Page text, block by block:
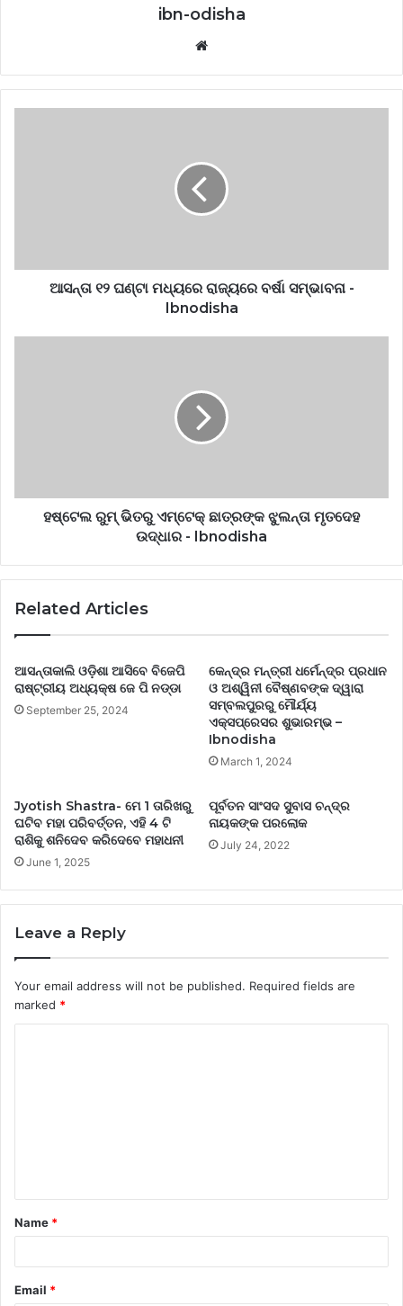
ibn-odisha
Website
ଆସନ୍ତା ୧୨ ଘଣ୍ଟା ମଧ୍ୟରେ ରାଜ୍ୟରେ ବର୍ଷା ସମ୍ଭାବନା -
Ibnodisha
ହଷ୍ଟେଲ ରୁମ୍‌ ଭିତରୁ ଏମ୍‌ଟେକ୍‌ ଛାତ୍ରଙ୍କ ଝୁଲନ୍ତା ମୃତଦେହ
ଉଦ୍ଧାର - Ibnodisha
Related Articles
ଆସନ୍ତାକାଲି ଓଡ଼ିଶା ଆସିବେ ବିଜେପି
ରାଷ୍ଟ୍ରୀୟ ଅଧ୍ୟକ୍ଷ ଜେ ପି ନଡ୍ଡା
September 25, 2024
କେନ୍ଦ୍ର ମନ୍ତ୍ରୀ ଧର୍ମେନ୍ଦ୍ର ପ୍ରଧାନ
ଓ ଅଶ୍ୱିନୀ ବୈଷ୍ଣବଙ୍କ ଦ୍ୱାରା
ସମ୍ବଲପୁରରୁ ମୌର୍ଯ୍ୟ
ଏକ୍ସପ୍ରେସର ଶୁଭାରମ୍ଭ –
Ibnodisha
March 1, 2024
Jyotish Shastra- ମେ 1 ତାରିଖରୁ
ଘଟିବ ମହା ପରିବର୍ତ୍ତନ, ଏହି 4 ଟି
ରାଶିକୁ ଶନିଦେବ କରିଦେବେ ମହାଧନୀ
June 1, 2025
ପୂର୍ବତନ ସାଂସଦ ସୁବାସ ଚନ୍ଦ୍ର
ନାୟକଙ୍କ ପରଲୋକ
July 24, 2022
Leave a Reply
Your email address will not be published. Required fields are
marked *
t
*
Name *
Email *